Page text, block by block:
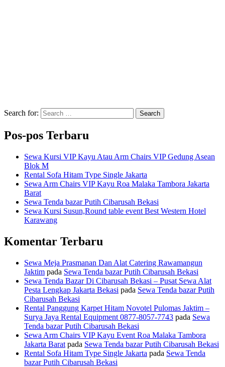
Search for: Search
Pos-pos Terbaru
Sewa Kursi VIP Kayu Atau Arm Chairs VIP Gedung Asean
Blok M
Rental Sofa Hitam Type Single Jakarta
Sewa Arm Chairs VIP Kayu Roa Malaka Tambora Jakarta
Barat
Sewa Tenda bazar Putih Cibarusah Bekasi
Sewa Kursi Susun,Round table event Best Western Hotel
Karawang
Komentar Terbaru
Sewa Meja Prasmanan Dan Alat Catering Rawamangun
Jaktim pada Sewa Tenda bazar Putih Cibarusah Bekasi
Sewa Tenda Bazar Di Cibarusah Bekasi – Pusat Sewa Alat
Pesta Lengkap Jakarta Bekasi pada Sewa Tenda bazar Putih
Cibarusah Bekasi
Rental Panggung Karpet Hitam Novotel Pulomas Jaktim –
Surya Jaya Rental Equipment 0877-8057-7743 pada Sewa
Tenda bazar Putih Cibarusah Bekasi
Sewa Arm Chairs VIP Kayu Event Roa Malaka Tambora
Jakarta Barat pada Sewa Tenda bazar Putih Cibarusah Bekasi
Rental Sofa Hitam Type Single Jakarta pada Sewa Tenda
bazar Putih Cibarusah Bekasi